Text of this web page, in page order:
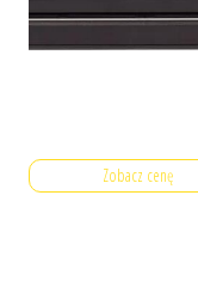
Zobacz cenę